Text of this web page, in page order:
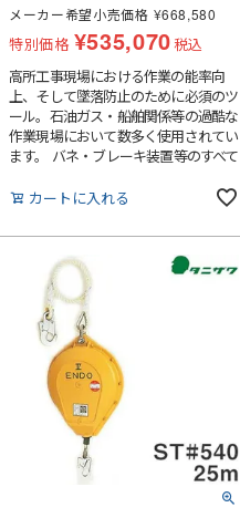
メーカー希望小売価格 ¥668,580
特別価格 ¥535,070税込
高所工事現場における作業の能率向
上、そして墜落防止のために必須のツ
ール。石油ガス・船舶関係等の過酷な
作業現場において数多く使用されてい
ます。 バネ・ブレーキ装置等のすべて
物を寄せつけない密封設計により、最
でも、ハウジング内部に配慮する必要
はありません。最も過酷な環境での使
用にも耐え、究極の安全性、信頼性を
提供します。
カートに入れる